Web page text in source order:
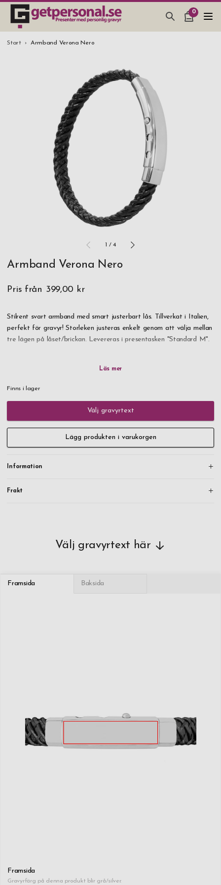
0
PRESENTER & PRYLAR
SMYCKEN & ACCESSOARER
BRÖLLOPSPRESENT 2026
STUDENTPRESENT 2026
Start Armband Verona Nero
1 /4
Armband Verona Nero
Pris från 399,00 kr
Stilrent svart armband med smart justerbart lås. Tillverkat i Italien,
perfekt för gravyr! Storleken justeras enkelt genom att välja mellan
tre lägen på låset/brickan. Levereras i presentasken "Standard M".
Finns i lager
Välj gravyrtext
Lägg produkten i varukorgen
Information
Frakt
Välj gravyrtext här
Framsida Baksida
Framsida
Gravyrfärg på denna produkt blir grå/silver.